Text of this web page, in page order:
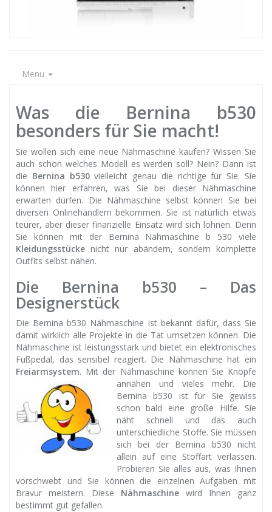
Menu
Was die Bernina b530
besonders für Sie macht!
Sie wollen sich eine neue Nähmaschine kaufen? Wissen Sie
auch schon welches Modell es werden soll? Nein? Dann ist
die Bernina b530vielleicht genau die richtige für Sie. Sie
können hier erfahren, was Sie bei dieser Nähmaschine
erwarten dürfen. Die Nähmaschine selbst können Sie bei
diversen Onlinehändlern bekommen. Sie ist natürlich etwas
teurer, aber dieser finanzielle Einsatz wird sich lohnen. Denn
Sie können mit der Bernina Nähmaschine b 530 viele
Kleidungsstücke nicht nur abändern, sondern komplette
Outfits selbst nähen.
Die Bernina b530 – Das
Designerstück
Die Bernina b530 Nähmaschine ist bekannt dafür, dass Sie
damit wirklich alle Projekte in die Tat umsetzen können. Die
Nähmaschine ist leistungsstark und bietet ein elektronisches
Fußpedal, das sensibel reagiert. Die Nähmaschine hat ein
Freiarmsystem. Mit der Nähmaschine können Sie Knöpfe
annähen und vieles mehr. Die
Bernina b530 ist für Sie gewiss
schon bald eine große Hilfe. Sie
näht schnell und das auch
unterschiedliche Stoffe. Sie müssen
sich bei der Bernina b530 nicht
allein auf eine Stoffart verlassen.
Probieren Sie alles aus, was Ihnen
vorschwebt und Sie können die einzelnen Aufgaben mit
Bravur meistern. Diese Nähmaschine wird Ihnen ganz
bestimmt gut gefallen.